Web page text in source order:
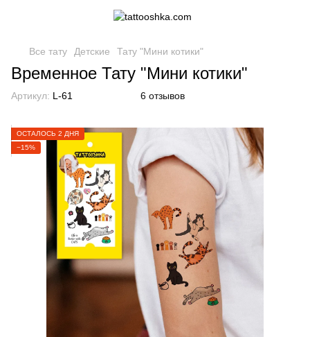
Все тату Детские Тату "Мини котики"
Временное Тату "Мини котики"
Артикул: L-61 6 отзывов
ОСТАЛОСЬ 2 ДНЯ
−15%